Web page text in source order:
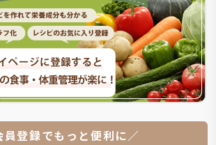
員登録でもっと便利に／